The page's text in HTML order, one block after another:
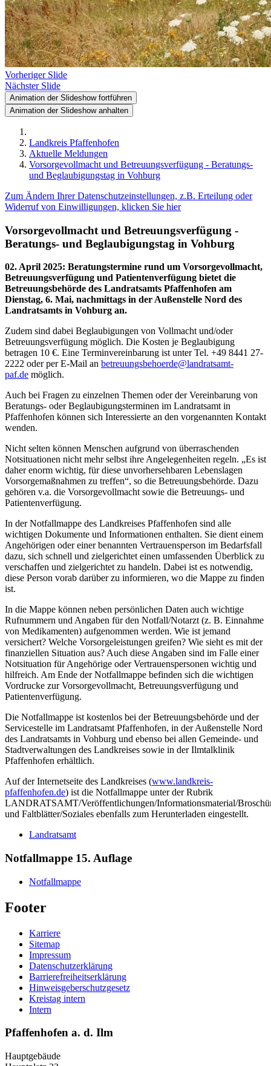
Vorheriger Slide
Nächster Slide
Animation der Slideshow fortführen
Animation der Slideshow anhalten
Landkreis Pfaffenhofen
Aktuelle Meldungen
Vorsorgevollmacht und Betreuungsverfügung - Beratungs-
und Beglaubigungstag in Vohburg
Zum Ändern Ihrer Datenschutzeinstellungen, z.B. Erteilung oder
Widerruf von Einwilligungen, klicken Sie hier
Vorsorgevollmacht und Betreuungsverfügung -
Beratungs- und Beglaubigungstag in Vohburg
02. April 2025: Beratungstermine rund um Vorsorgevollmacht,
Betreuungsverfügung und Patientenverfügung bietet die
Betreuungsbehörde des Landratsamts Pfaffenhofen am
Dienstag, 6. Mai, nachmittags in der Außenstelle Nord des
Landratsamts in Vohburg an.
Zudem sind dabei Beglaubigungen von Vollmacht und/oder
Betreuungsverfügung möglich. Die Kosten je Beglaubigung
betragen 10 €. Eine Terminvereinbarung ist unter Tel. +49 8441 27-
2222 oder per E-Mail an betreuungsbehoerde@landratsamt-
paf.de möglich.
Auch bei Fragen zu einzelnen Themen oder der Vereinbarung von
Beratungs- oder Beglaubigungsterminen im Landratsamt in
Pfaffenhofen können sich Interessierte an den vorgenannten Kontakt
wenden.
Nicht selten können Menschen aufgrund von überraschenden
Notsituationen nicht mehr selbst ihre Angelegenheiten regeln. „Es ist
daher enorm wichtig, für diese unvorhersehbaren Lebenslagen
Vorsorgemaßnahmen zu treffen“, so die Betreuungsbehörde. Dazu
gehören v.a. die Vorsorgevollmacht sowie die Betreuungs- und
Patientenverfügung.
In der Notfallmappe des Landkreises Pfaffenhofen sind alle
wichtigen Dokumente und Informationen enthalten. Sie dient einem
Angehörigen oder einer benannten Vertrauensperson im Bedarfsfall
dazu, sich schnell und zielgerichtet einen umfassenden Überblick zu
verschaffen und zielgerichtet zu handeln. Dabei ist es notwendig,
diese Person vorab darüber zu informieren, wo die Mappe zu finden
ist.
In die Mappe können neben persönlichen Daten auch wichtige
Rufnummern und Angaben für den Notfall/Notarzt (z. B. Einnahme
von Medikamenten) aufgenommen werden. Wie ist jemand
versichert? Welche Vorsorgeleistungen greifen? Wie sieht es mit der
finanziellen Situation aus? Auch diese Angaben sind im Falle einer
Notsituation für Angehörige oder Vertrauenspersonen wichtig und
hilfreich. Am Ende der Notfallmappe befinden sich die wichtigen
Vordrucke zur Vorsorgevollmacht, Betreuungsverfügung und
Patientenverfügung.
Die Notfallmappe ist kostenlos bei der Betreuungsbehörde und der
Servicestelle im Landratsamt Pfaffenhofen, in der Außenstelle Nord
des Landratsamts in Vohburg und ebenso bei allen Gemeinde- und
Stadtverwaltungen des Landkreises sowie in der Ilmtalklinik
Pfaffenhofen erhältlich.
Auf der Internetseite des Landkreises (www.landkreis-
pfaffenhofen.de) ist die Notfallmappe unter der Rubrik
LANDRATSAMT/Veröffentlichungen/Informationsmaterial/
und Faltblätter/Soziales ebenfalls zum Herunterladen eingestellt.
Landratsamt
Notfallmappe 15. Auflage
Notfallmappe
Footer
Karriere
Sitemap
Impressum
Datenschutzerklärung
Barrierefreiheitserklärung
Hinweisgeberschutzgesetz
Kreistag intern
Intern
Pfaffenhofen a. d. Ilm
Hauptgebäude